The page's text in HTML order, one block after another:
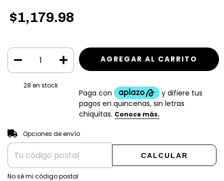
$1,179.98
28 en stock
Entregas para el CP:
Opciones de envío
CALCULAR
No sé mi código postal